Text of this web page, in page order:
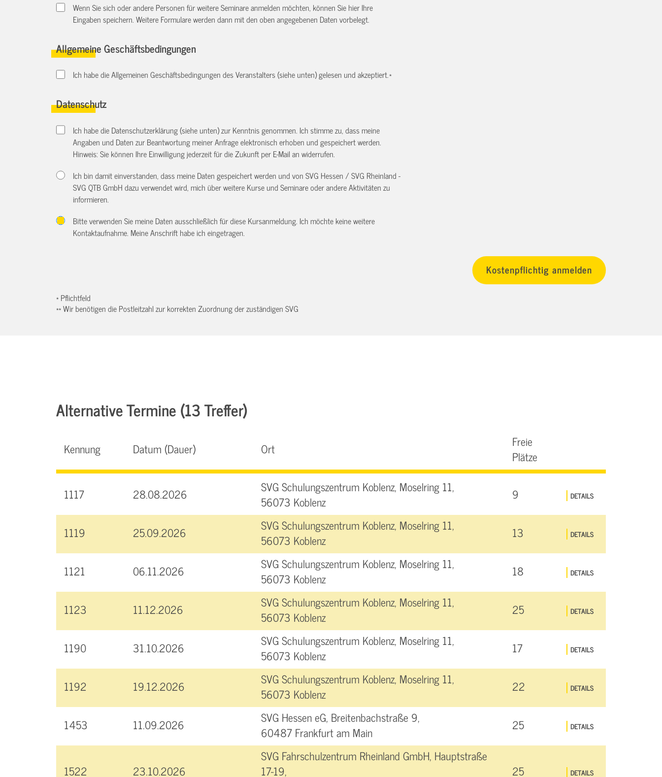
Wenn Sie sich oder andere Personen für weitere Seminare anmelden möchten, können Sie hier Ihre
Eingaben speichern. Weitere Formulare werden dann mit den oben angegebenen Daten vorbelegt.
Allgemeine Geschäftsbedingungen
Ich habe die Allgemeinen Geschäftsbedingungen des Veranstalters (siehe unten) gelesen und akzeptiert.*
Datenschutz
Ich habe die Datenschutzerklärung (siehe unten) zur Kenntnis genommen. Ich stimme zu, dass meine
Angaben und Daten zur Beantwortung meiner Anfrage elektronisch erhoben und gespeichert werden.
Hinweis: Sie können Ihre Einwilligung jederzeit für die Zukunft per E-Mail anwiderrufen.
Ich bin damit einverstanden, dass meine Daten gespeichert werden und von SVG Hessen / SVG Rheinland -
SVG QTB GmbH dazu verwendet wird, mich über weitere Kurse und Seminare oder andere Aktivitäten zu
informieren.
Bitte verwenden Sie meine Daten ausschließlich für diese Kursanmeldung. Ich möchte keine weitere
Kontaktaufnahme. Meine Anschrift habe ich eingetragen.
* Pflichtfeld
** Wir benötigen die Postleitzahl zur korrekten Zuordnung der zuständigen SVG
Alternative Termine (13 Treffer)
Kennung Datum (Dauer) Ort
Freie
Plätze
1117 28.08.2026
SVG Schulungszentrum Koblenz, Moselring 11,
56073 Koblenz
9 DETAILS
1119 25.09.2026
SVG Schulungszentrum Koblenz, Moselring 11,
56073 Koblenz
13 DETAILS
1121 06.11.2026
SVG Schulungszentrum Koblenz, Moselring 11,
56073 Koblenz
18 DETAILS
1123 11.12.2026
SVG Schulungszentrum Koblenz, Moselring 11,
56073 Koblenz
25 DETAILS
1190 31.10.2026
SVG Schulungszentrum Koblenz, Moselring 11,
56073 Koblenz
17 DETAILS
1192 19.12.2026
SVG Schulungszentrum Koblenz, Moselring 11,
56073 Koblenz
22 DETAILS
1453 11.09.2026
SVG Hessen eG, Breitenbachstraße 9,
60487 Frankfurt am Main
25 DETAILS
1522 23.10.2026
SVG Fahrschulzentrum Rheinland GmbH, Hauptstraße
17-19,
25 DETAILS